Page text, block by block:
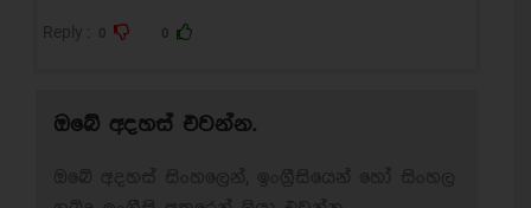
Reply : 0 0
ඔබේ අදහස් එවන්න.